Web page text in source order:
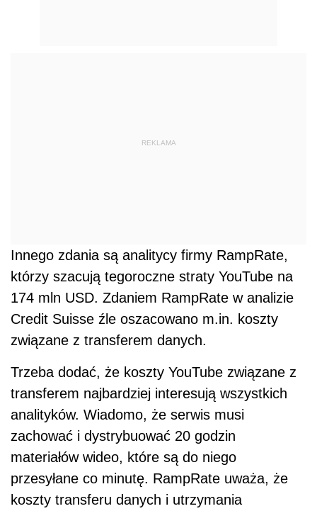
REKLAMA
Innego zdania są analitycy firmy RampRate,
którzy szacują tegoroczne straty YouTube na
174 mln USD. Zdaniem RampRate w analizie
Credit Suisse źle oszacowano m.in. koszty
związane z transferem danych.
Trzeba dodać, że koszty YouTube związane z
transferem najbardziej interesują wszystkich
analityków. Wiadomo, że serwis musi
zachować i dystrybuować 20 godzin
materiałów wideo, które są do niego
przesyłane co minutę. RampRate uważa, że
koszty transferu danych i utrzymania